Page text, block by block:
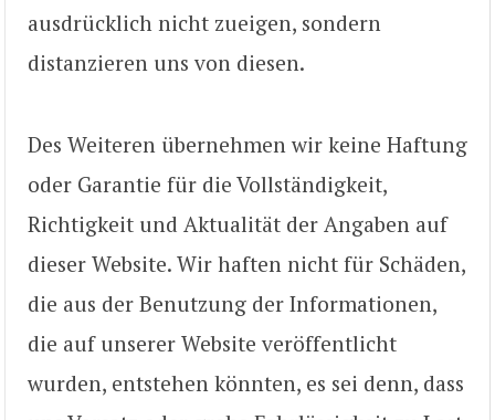
ausdrücklich nicht zueigen, sondern
distanzieren uns von diesen.
Des Weiteren übernehmen wir keine Haftung
oder Garantie für die Vollständigkeit,
Richtigkeit und Aktualität der Angaben auf
dieser Website. Wir haften nicht für Schäden,
die aus der Benutzung der Informationen,
die auf unserer Website veröffentlicht
wurden, entstehen könnten, es sei denn, dass